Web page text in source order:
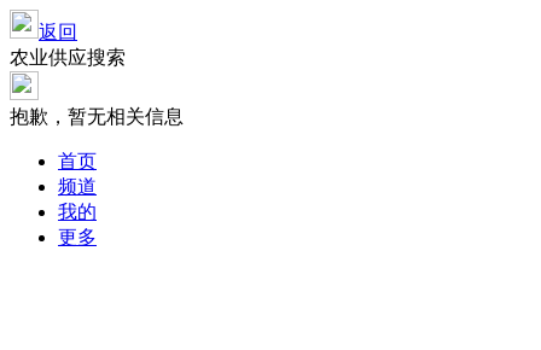
返回
农业供应搜索
抱歉，暂无相关信息
首页
频道
我的
更多